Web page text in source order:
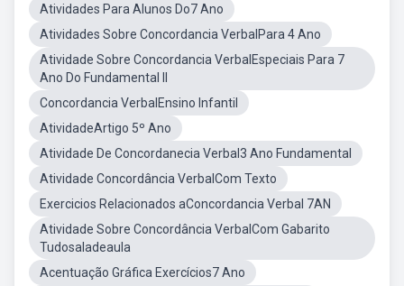
Atividades Para Alunos Do7 Ano
Atividades Sobre Concordancia VerbalPara 4 Ano
Atividade Sobre Concordancia VerbalEspeciais Para 7
Ano Do Fundamental II
Concordancia VerbalEnsino Infantil
AtividadeArtigo 5º Ano
Atividade De Concordanecia Verbal3 Ano Fundamental
Atividade Concordância VerbalCom Texto
Exercicios Relacionados aConcordancia Verbal 7AN
Atividade Sobre Concordância VerbalCom Gabarito
Tudosaladeaula
Acentuação Gráfica Exercícios7 Ano